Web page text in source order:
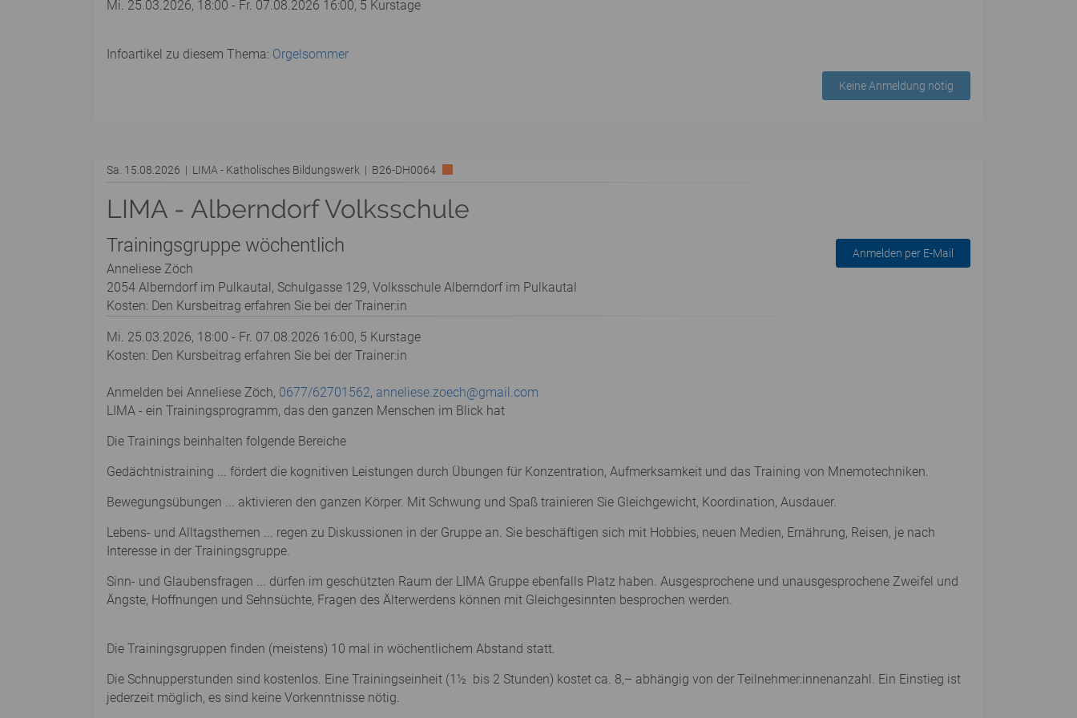
Mi. 25.03.2026, 18:00 - Fr. 07.08.2026 16:00, 5 Kurstage
Infoartikel zu diesem Thema: Orgelsommer
Keine Anmeldung nötig
Sa. 15.08.2026 | LIMA - Katholisches Bildungswerk | B26-DH0064
LIMA - Alberndorf Volksschule
Trainingsgruppe wöchentlich
Anneliese Zöch
2054 Alberndorf im Pulkautal, Schulgasse 129, Volksschule Alberndorf im Pulkautal
Kosten: Den Kursbeitrag erfahren Sie bei der Trainer:in
Anmelden per E-Mail
Mi. 25.03.2026, 18:00 - Fr. 07.08.2026 16:00, 5 Kurstage
Kosten: Den Kursbeitrag erfahren Sie bei der Trainer:in
Anmelden bei Anneliese Zöch, 0677/62701562, anneliese.zoech@gmail.com
LIMA - ein Trainingsprogramm, das den ganzen Menschen im Blick hat
Die Trainings beinhalten folgende Bereiche
Gedächtnistraining ... fördert die kognitiven Leistungen durch Übungen für Konzentration, Aufmerksamkeit und das Training von Mnemotechniken.
Bewegungsübungen ... aktivieren den ganzen Körper. Mit Schwung und Spaß trainieren Sie Gleichgewicht, Koordination, Ausdauer.
Lebens- und Alltagsthemen ... regen zu Diskussionen in der Gruppe an. Sie beschäftigen sich mit Hobbies, neuen Medien, Ernährung, Reisen, je nach
Interesse in der Trainingsgruppe.
Sinn- und Glaubensfragen ... dürfen im geschützten Raum der LIMA Gruppe ebenfalls Platz haben. Ausgesprochene und unausgesprochene Zweifel und
Ängste, Hoffnungen und Sehnsüchte, Fragen des Älterwerdens können mit Gleichgesinnten besprochen werden.
Die Trainingsgruppen finden (meistens) 10 mal in wöchentlichem Abstand statt.
Die Schnupperstunden sind kostenlos. Eine Trainingseinheit (1½ bis 2 Stunden) kostet ca. 8,– abhängig von der Teilnehmer:innenanzahl. Ein Einstieg ist
jederzeit möglich, es sind keine Vorkenntnisse nötig.